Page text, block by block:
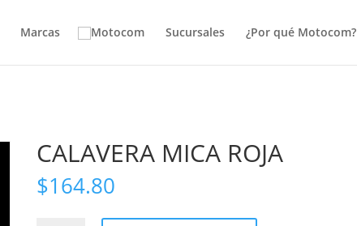
Marcas Sucursales ¿Por qué Motocom?
CALAVERA MICA ROJA
$164.80